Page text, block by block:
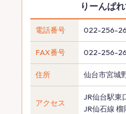
りーんぱれ
電話番号 022-256-
FAX番号 022-256-
住所 仙台市宮城
アクセス
JR仙台駅東
JR仙石線